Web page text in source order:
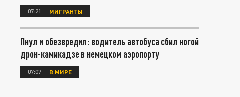
07:21 МИГРАНТЫ
Пнул и обезвредил: водитель автобуса сбил ногой
дрон-камикадзе в немецком аэропорту
07:07 В МИРЕ